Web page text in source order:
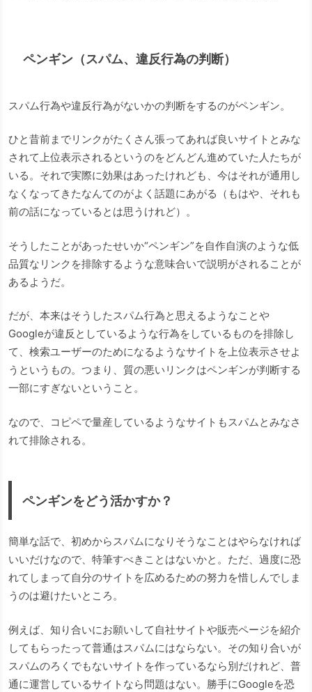
ペンギン（スパム、違反行為の判断）
スパム行為や違反行為がないかの判断をするのがペンギン。
ひと昔前までリンクがたくさん張ってあれば良いサイトとみな
されて上位表示されるというのをどんどん進めていた人たちが
いる。それで実際に効果はあったけれども、今はそれが通用し
なくなってきたなんてのがよく話題にあがる（もはや、それも
前の話になっているとは思うけれど）。
そうしたことがあったせいか“ペンギン”を自作自演のような低
品質なリンクを排除するような意味合いで説明がされることが
あるようだ。
だが、本来はそうしたスパム行為と思えるようなことや
Googleが違反としているような行為をしているものを排除し
て、検索ユーザーのためになるようなサイトを上位表示させよ
うというもの。つまり、質の悪いリンクはペンギンが判断する
一部にすぎないということ。
なので、コピペで量産しているようなサイトもスパムとみなさ
れて排除される。
ペンギンをどう活かすか？
簡単な話で、初めからスパムになりそうなことはやらなければ
いいだけなので、特筆すべきことはないかと。ただ、過度に恐
れてしまって自分のサイトを広めるための努力を惜しんでしま
うのは避けたいところ。
例えば、知り合いにお願いして自社サイトや販売ページを紹介
してもらったって普通はスパムにはならない。その知り合いが
スパムのろくでもないサイトを作っているなら別だけれど、普
通に運営しているサイトなら問題はない。勝手にGoogleを恐